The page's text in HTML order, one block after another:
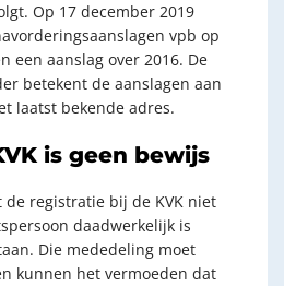
Op 17 december 2019
vpb op
een aanslag over 2016. De
betekent de aanslagen aan
laatst bekende adres.
is geen bewijs
registratie bij de KVK niet
daadwerkelijk is
Die mededeling moet
kunnen het vermoeden dat